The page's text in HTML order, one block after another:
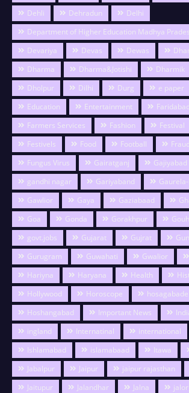
Dehli
Dehradun
Delhi
Department of Higher Education Madhya
Devariya
Devas Dewas
Dharma
Dharma&Jotishi Dharmik
Dholpur
Dilhi Durg e paper
Education
Entertainment
Faridabad
Farmers Services
Fashion Festival
Festivels
Food Football
Fraud
Fungus Virus
Gairatganj
Gajiyabad
gandhi nagar
Gariyaband
Gawlior
Gaya Gaziabaad
Goa
Gonda Gorakhpur
govt.jobs
Gujarat Gujrat
Gurugram
Guwahati Gwalior
Hariyna
Haryana Health
Hollywood
Horoscope
hosagabade
Hoshangabad
Important News
ingland
Internatinal international
Ishlamabad
islamabaad Itawa
Jabalpur
Jaipur jaipur rajasthan
Jaitupur
Jalandhar Jalna jalor